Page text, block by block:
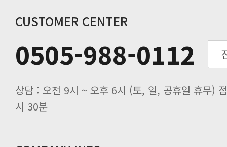
결화면을 통하여 볼 수 있도록 할
보존합니다.
동해물과 백두산이 마르고 닳도록
CUSTOMER CENTER
0505-988-0112
시 30분